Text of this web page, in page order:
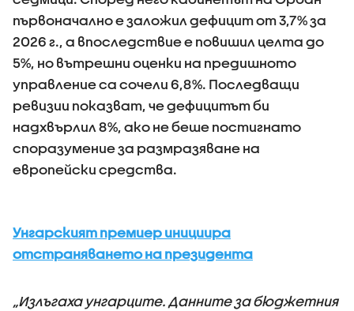
първоначално е заложил дефицит от 3,7% за
2026 г., а впоследствие е повишил целта до
5%, но вътрешни оценки на предишното
управление са сочели 6,8%. Последващи
ревизии показват, че дефицитът би
надхвърлил 8%, ако не беше постигнато
споразумение за размразяване на
европейски средства.
Унгарският премиер инициира
отстраняването на президента
„Излъгаха унгарците. Данните за бюджетния